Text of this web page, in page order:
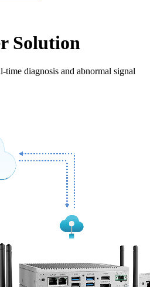
Solution
diagnosis and abnormal signal